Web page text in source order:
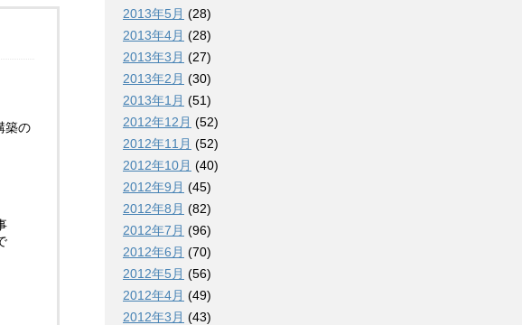
築の
2013年5月 (28)
2013年4月 (28)
2013年3月 (27)
2013年2月 (30)
2013年1月 (51)
2012年12月 (52)
2012年11月 (52)
2012年10月 (40)
2012年9月 (45)
2012年8月 (82)
2012年7月 (96)
2012年6月 (70)
2012年5月 (56)
2012年4月 (49)
2012年3月 (43)